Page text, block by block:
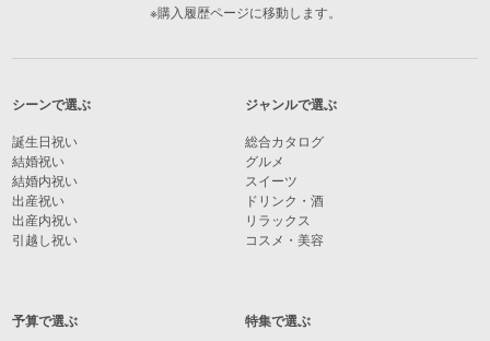
※購入履歴ページに移動します。
シーンで選ぶ
誕生日祝い
結婚祝い
結婚内祝い
出産祝い
出産内祝い
引越し祝い
予算で選ぶ
ジャンルで選ぶ
総合カタログ
グルメ
スイーツ
ドリンク・酒
リラックス
コスメ・美容
特集で選ぶ